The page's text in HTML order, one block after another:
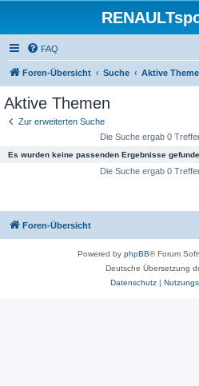
FAQ
Foren-Übersicht Suche Aktive
Aktive Themen
Zur erweiterten Suche
Die Suche ergab 0
Es wurden keine passenden Ergebnisse
Die Suche ergab 0
Foren-Übersicht
Powered by phpBB® Forum
Deutsche Übersetzung
Datenschutz|